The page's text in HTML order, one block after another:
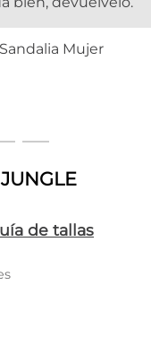
Sandalia Mujer
de tallas